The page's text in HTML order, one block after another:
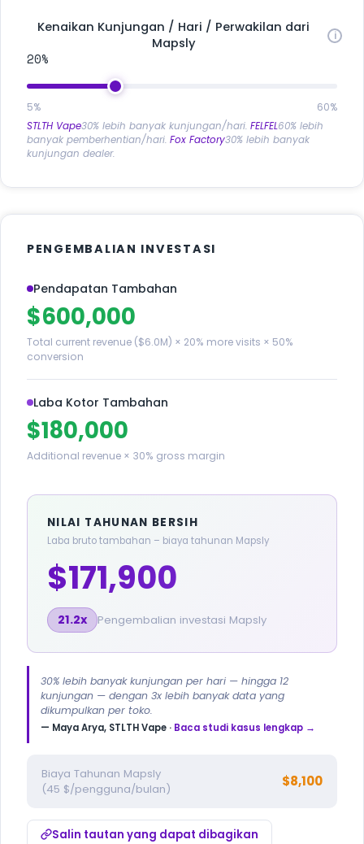
Kenaikan Kunjungan / Hari / Perwakilan dari
Mapsly
20%
5% 60%
STLTH Vape30% lebih banyak kunjungan/hari. FELFEL60% lebih
banyak pemberhentian/hari. Fox Factory30% lebih banyak
kunjungan dealer.
PENGEMBALIAN INVESTASI
Pendapatan Tambahan
$600,000
Total current revenue ($6.0M) × 20% more visits × 50%
conversion
Laba Kotor Tambahan
$180,000
Additional revenue × 30% gross margin
NILAI TAHUNAN BERSIH
Laba bruto tambahan – biaya tahunan Mapsly
$171,900
21.2x Pengembalian investasi Mapsly
30% lebih banyak kunjungan per hari — hingga 12
kunjungan — dengan 3x lebih banyak data yang
dikumpulkan per toko.
— Maya Arya, STLTH Vape · Baca studi kasus lengkap →
Biaya Tahunan Mapsly
(45 $/pengguna/bulan)
$8,100
Salin tautan yang dapat dibagikan